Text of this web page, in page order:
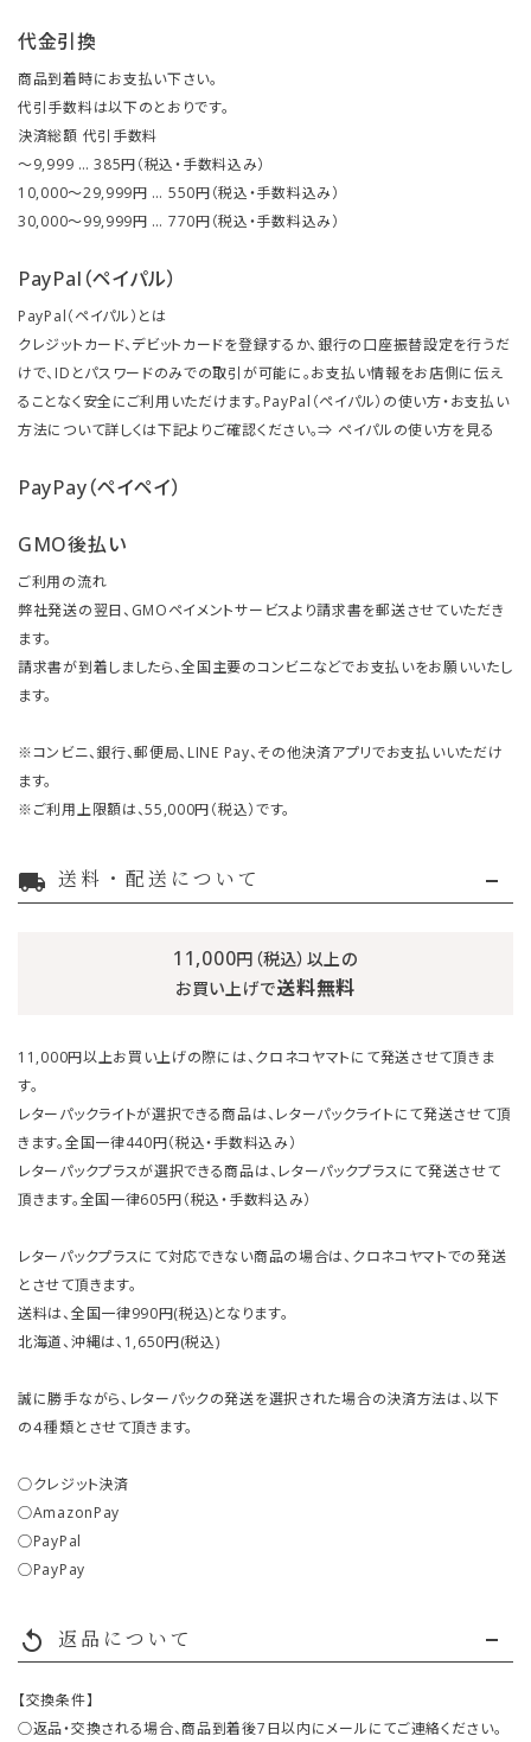
代金引換
商品到着時にお支払い下さい。
代引手数料は以下のとおりです。
決済総額 代引手数料
～9,999 … 385円（税込・手数料込み）
10,000～29,999円 … 550円（税込・手数料込み）
30,000～99,999円 … 770円（税込・手数料込み）
PayPal（ペイパル）
PayPal（ペイパル）とは
クレジットカード、デビットカードを登録するか、銀行の口座振替設定を行うだ
けで、IDとパスワードのみでの取引が可能に。お支払い情報をお店側に伝え
ることなく安全にご利用いただけます。PayPal（ペイパル）の使い方・お支払い
方法について詳しくは下記よりご確認ください。⇒ ペイパルの使い方を見る
PayPay（ペイペイ）
GMO後払い
ご利用の流れ
弊社発送の翌日、GMOペイメントサービスより請求書を郵送させていただき
ます。
請求書が到着しましたら、全国主要のコンビニなどでお支払いをお願いいたし
ます。
※コンビニ、銀行、郵便局、LINE Pay、その他決済アプリでお支払いいただけ
ます。
※ご利用上限額は、55,000円（税込）です。
local_shipping 送料・配送について
11,000円（税込）以上の
お買い上げで送料無料
11,000円以上お買い上げの際には、クロネコヤマトにて発送させて頂きま
す。
レターパックライトが選択できる商品は、レターパックライトにて発送させて頂
きます。全国一律440円（税込・手数料込み）
レターパックプラスが選択できる商品は、レターパックプラスにて発送させて
頂きます。全国一律605円（税込・手数料込み）
レターパックプラスにて対応できない商品の場合は、クロネコヤマトでの発送
とさせて頂きます。
送料は、全国一律990円(税込)となります。
北海道、沖縄は、1,650円(税込)
誠に勝手ながら、レターパックの発送を選択された場合の決済方法は、以下
の４種類とさせて頂きます。
○クレジット決済
○AmazonPay
○PayPal
○PayPay
replay 返品について
【交換条件】
○返品・交換される場合、商品到着後7日以内にメールにてご連絡ください。